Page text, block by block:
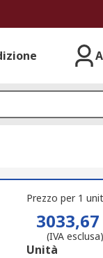
Prezzo per 1
(IVA esclusa)
Add
Unità